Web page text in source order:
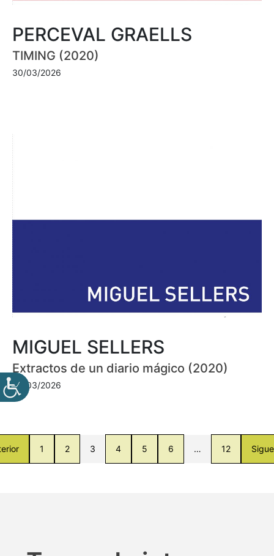
PERCEVAL GRAELLS
TIMING (2020)
30/03/2026
MIGUEL SELLERS
Extractos de un diario mágico (2020)
30/03/2026
1 2 3 4 5 6 … 12